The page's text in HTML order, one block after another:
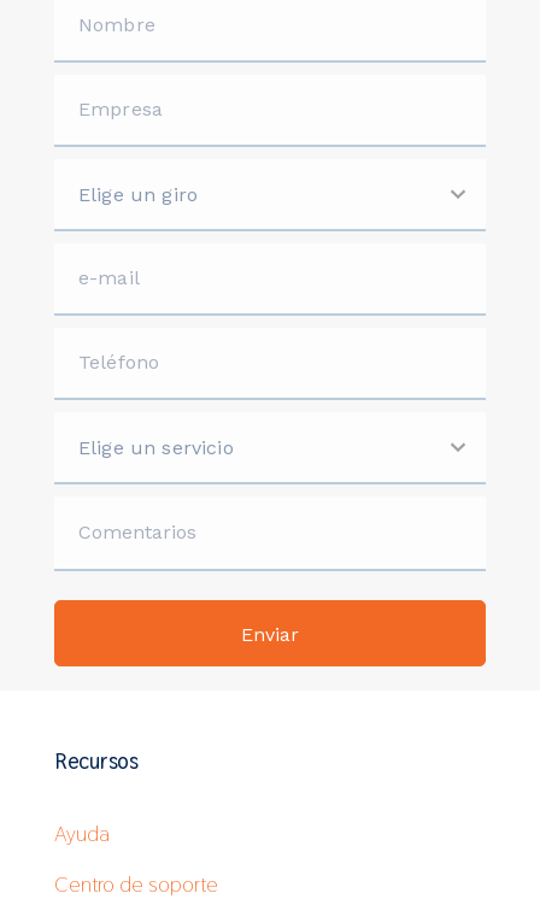
Recursos
Ayuda
Centro de soporte